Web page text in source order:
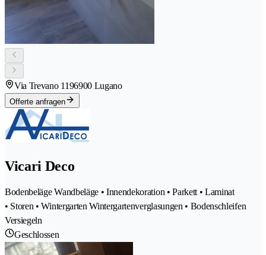
Via Trevano 1196900 Lugano
Offerte anfragen
Vicari Deco
Bodenbeläge Wandbeläge • Innendekoration • Parkett • Laminat
• Storen • Wintergarten Wintergartenverglasungen • Bodenschleifen
Versiegeln
Geschlossen